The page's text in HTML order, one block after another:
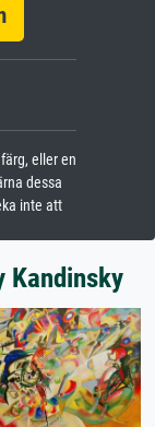
eller en
dessa
inte att
Kandinsky